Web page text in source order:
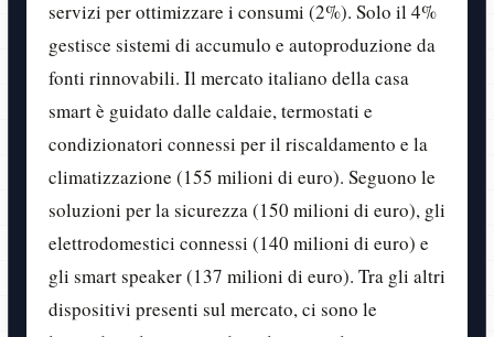
servizi per ottimizzare i consumi (2%). Solo il 4%
gestisce sistemi di accumulo e autoproduzione da
fonti rinnovabili. Il mercato italiano della casa
smart è guidato dalle caldaie, termostati e
condizionatori connessi per il riscaldamento e la
climatizzazione (155 milioni di euro). Seguono le
soluzioni per la sicurezza (150 milioni di euro), gli
elettrodomestici connessi (140 milioni di euro) e
gli smart speaker (137 milioni di euro). Tra gli altri
dispositivi presenti sul mercato, ci sono le